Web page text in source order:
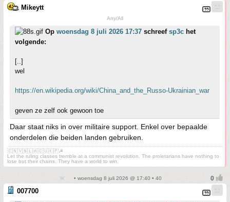
Mikeytt
Any/All
Op woensdag 8 juli 2026 17:37 schreef sp3c het
volgende:
[..]
wel
https://en.wikipedia.org/wiki/China_and_the_Russo-Ukrainian_war
geven ze zelf ook gewoon toe
Daar staat niks in over militaire support. Enkel over bepaalde
onderdelen die beiden landen gebruiken.
🇨🇳🇻🇳🇱🇦🇨🇺🇰🇵☭
Let the ruling classes tremble at a communist revolution. The proletarians have nothing to
lose but their chains. They have a world to win.
• woensdag 8 juli 2026 @ 17:40 • 40
007700